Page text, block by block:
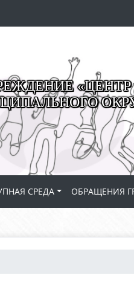
«ЦЕНТР
СРЕДА ОБРАЩЕНИЯ